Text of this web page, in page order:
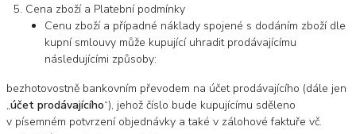
Cena zboží a Platební podmínky
Cenu zboží a případné náklady spojené s dodáním zboží dle
kupní smlouvy může kupující uhradit prodávajícímu
následujícími způsoby:
bezhotovostně bankovním převodem na účet prodávajícího (dále jen
„účet prodávajícího“), jehož číslo bude kupujícímu sděleno
v písemném potvrzení objednávky a také v zálohové faktuře vč.